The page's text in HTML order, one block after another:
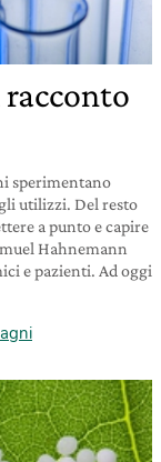
sperimentano
utilizzi. Del resto
a punto e capire
Hahnemann
e pazienti. Ad oggi